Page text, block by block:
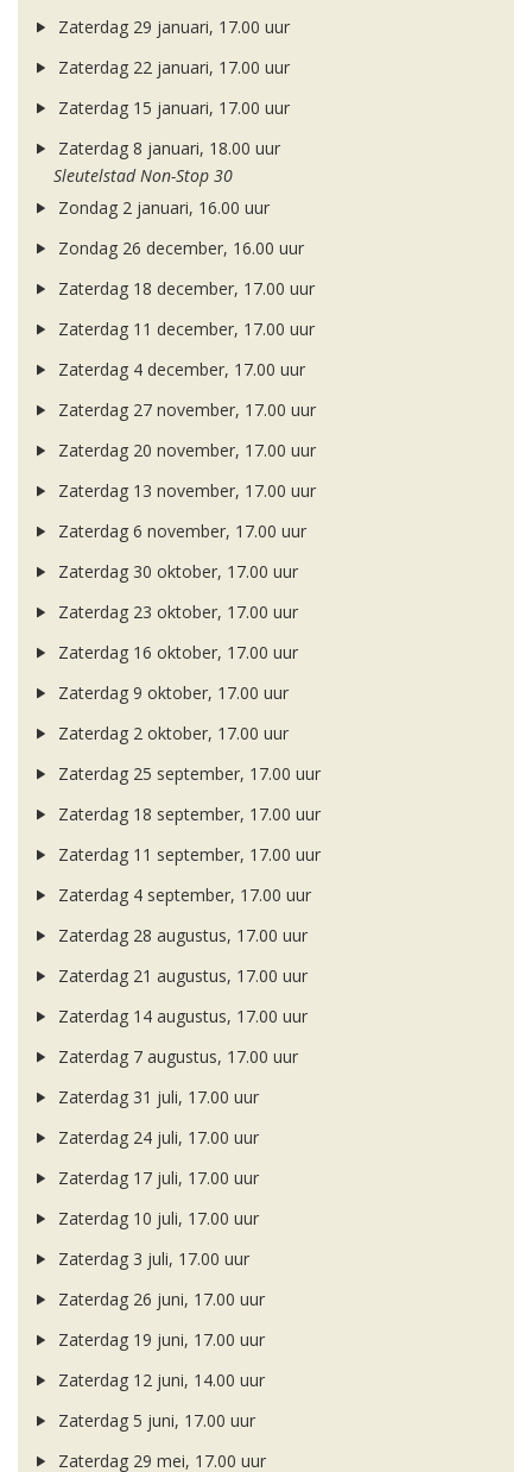
Zaterdag 29 januari, 17.00 uur
Zaterdag 22 januari, 17.00 uur
Zaterdag 15 januari, 17.00 uur
Zaterdag 8 januari, 18.00 uur
Sleutelstad Non-Stop 30
Zondag 2 januari, 16.00 uur
Zondag 26 december, 16.00 uur
Zaterdag 18 december, 17.00 uur
Zaterdag 11 december, 17.00 uur
Zaterdag 4 december, 17.00 uur
Zaterdag 27 november, 17.00 uur
Zaterdag 20 november, 17.00 uur
Zaterdag 13 november, 17.00 uur
Zaterdag 6 november, 17.00 uur
Zaterdag 30 oktober, 17.00 uur
Zaterdag 23 oktober, 17.00 uur
Zaterdag 16 oktober, 17.00 uur
Zaterdag 9 oktober, 17.00 uur
Zaterdag 2 oktober, 17.00 uur
Zaterdag 25 september, 17.00 uur
Zaterdag 18 september, 17.00 uur
Zaterdag 11 september, 17.00 uur
Zaterdag 4 september, 17.00 uur
Zaterdag 28 augustus, 17.00 uur
Zaterdag 21 augustus, 17.00 uur
Zaterdag 14 augustus, 17.00 uur
Zaterdag 7 augustus, 17.00 uur
Zaterdag 31 juli, 17.00 uur
Zaterdag 24 juli, 17.00 uur
Zaterdag 17 juli, 17.00 uur
Zaterdag 10 juli, 17.00 uur
Zaterdag 3 juli, 17.00 uur
Zaterdag 26 juni, 17.00 uur
Zaterdag 19 juni, 17.00 uur
Zaterdag 12 juni, 14.00 uur
Zaterdag 5 juni, 17.00 uur
Zaterdag 29 mei, 17.00 uur